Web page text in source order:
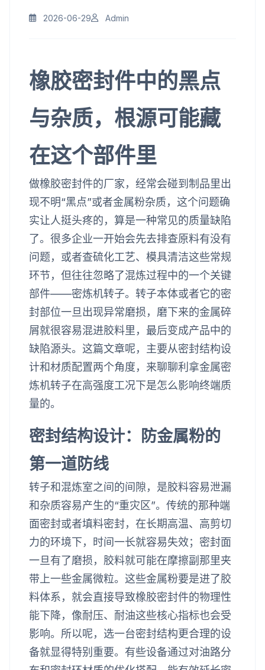
2026-06-29 Admin
橡胶密封件中的黑点
与杂质，根源可能藏
在这个部件里
做橡胶密封件的厂家，经常会碰到制品里出
现不明“黑点”或者金属粉杂质，这个问题确
实让人挺头疼的，算是一种常见的质量缺陷
了。很多企业一开始会先去排查原料有没有
问题，或者查硫化工艺、模具清洁这些常规
环节，但往往忽略了混炼过程中的一个关键
部件——密炼机转子。转子本体或者它的密
封部位一旦出现异常磨损，磨下来的金属碎
屑就很容易混进胶料里，最后变成产品中的
缺陷源头。这篇文章呢，主要从密封结构设
计和材质配置两个角度，来聊聊利拿金属密
炼机转子在高强度工况下是怎么影响终端质
量的。
密封结构设计：防金属粉的
第一道防线
转子和混炼室之间的间隙，是胶料容易泄漏
和杂质容易产生的“重灾区”。传统的那种端
面密封或者填料密封，在长期高温、高剪切
力的环境下，时间一长就容易失效；密封面
一旦有了磨损，胶料就可能在摩擦副那里夹
带上一些金属微粒。这些金属粉要是进了胶
料体系，就会直接导致橡胶密封件的物理性
能下降，像耐压、耐油这些核心指标也会受
影响。所以呢，选一台密封结构更合理的设
备就显得特别重要。有些设备通过对油路分